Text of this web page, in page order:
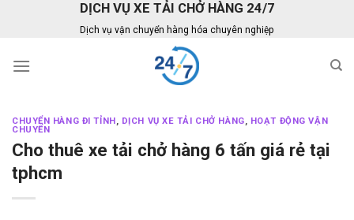
DỊCH VỤ XE TẢI CHỞ HÀNG 24/7
Dịch vụ vận chuyển hàng hóa chuyên nghiệp
CHUYỂN HÀNG ĐI TỈNH , DỊCH VỤ XE TẢI CHỞ HÀNG, HOẠT ĐỘNG VẬN
CHUYỂN
Cho thuê xe tải chở hàng 6 tấn giá rẻ tại
tphcm